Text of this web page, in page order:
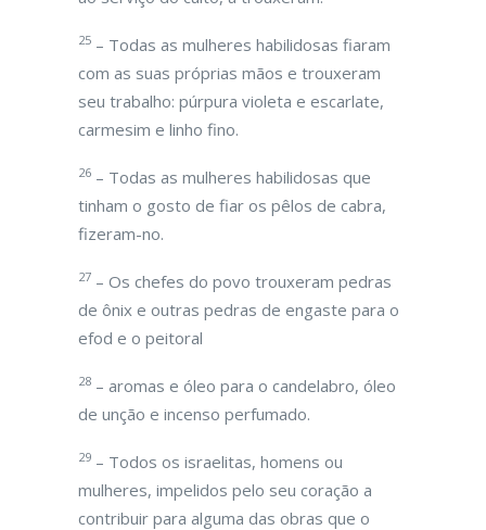
25 – Todas as mulheres habilidosas fiaram
com as suas próprias mãos e trouxeram
seu trabalho: púrpura violeta e escarlate,
carmesim e linho fino.
26 – Todas as mulheres habilidosas que
tinham o gosto de fiar os pêlos de cabra,
fizeram-no.
27 – Os chefes do povo trouxeram pedras
de ônix e outras pedras de engaste para o
efod e o peitoral
28 – aromas e óleo para o candelabro, óleo
de unção e incenso perfumado.
29 – Todos os israelitas, homens ou
mulheres, impelidos pelo seu coração a
contribuir para alguma das obras que o